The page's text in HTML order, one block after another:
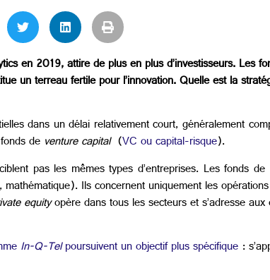
en 2019, attire de plus en plus d’investisseurs. Les
un terreau fertile pour l’innovation. Quelle est la
dans un délai relativement court, généralement
de venture capital (VC ou capital-risque).
pas les mêmes types d’entreprises. Les fonds de
Ils concernent uniquement les
equityopère dans tous les secteurs et s’adresse
In-Q-Telpoursuivent un objectif plus spécifique :